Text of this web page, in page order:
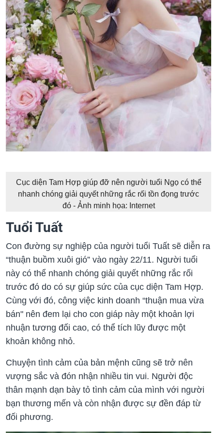
Cục diện Tam Hợp giúp đỡ nên người tuổi Ngọ có thể
nhanh chóng giải quyết những rắc rối tồn đọng trước
đó - Ảnh minh họa: Internet
Tuổi Tuất
Con đường sự nghiệp của người tuổi Tuất sẽ diễn ra
“thuận buồm xuôi gió” vào ngày 22/11. Người tuổi
này có thể nhanh chóng giải quyết những rắc rối
trước đó do có sự giúp sức của cục diện Tam Hợp.
Cùng với đó, công việc kinh doanh “thuận mua vừa
bán" nên đem lại cho con giáp này một khoản lợi
nhuận tương đối cao, có thể tích lũy được một
khoản không nhỏ.
Chuyện tình cảm của bản mệnh cũng sẽ trở nên
vượng sắc và đón nhận nhiều tin vui. Người độc
thân mạnh dạn bày tỏ tình cảm của mình với người
bạn thương mến và còn nhận được sự đền đáp từ
đối phương.